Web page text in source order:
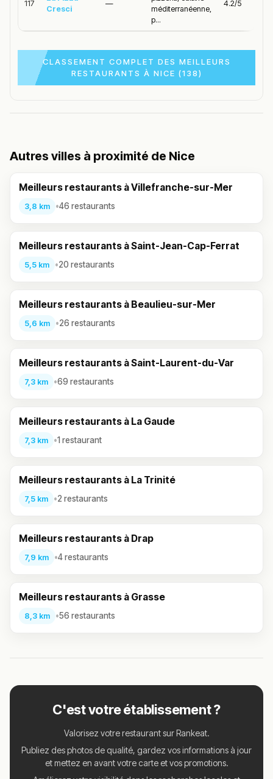
117
Cresci
—
méditerranéenne,
p...
4.2/5
CLASSEMENT COMPLET DES MEILLEURS
RESTAURANTS À NICE (138)
Autres villes à proximité de Nice
Meilleurs restaurants à Villefranche-sur-Mer
3,8 km •46 restaurants
Meilleurs restaurants à Saint-Jean-Cap-Ferrat
5,5 km •20 restaurants
Meilleurs restaurants à Beaulieu-sur-Mer
5,6 km •26 restaurants
Meilleurs restaurants à Saint-Laurent-du-Var
7,3 km •69 restaurants
Meilleurs restaurants à La Gaude
7,3 km •1 restaurant
Meilleurs restaurants à La Trinité
7,5 km •2 restaurants
Meilleurs restaurants à Drap
7,9 km •4 restaurants
Meilleurs restaurants à Grasse
8,3 km •56 restaurants
C'est votre établissement ?
Valorisez votre restaurant sur Rankeat.
Publiez des photos de qualité, gardez vos informations à jour
et mettez en avant votre carte et vos promotions.